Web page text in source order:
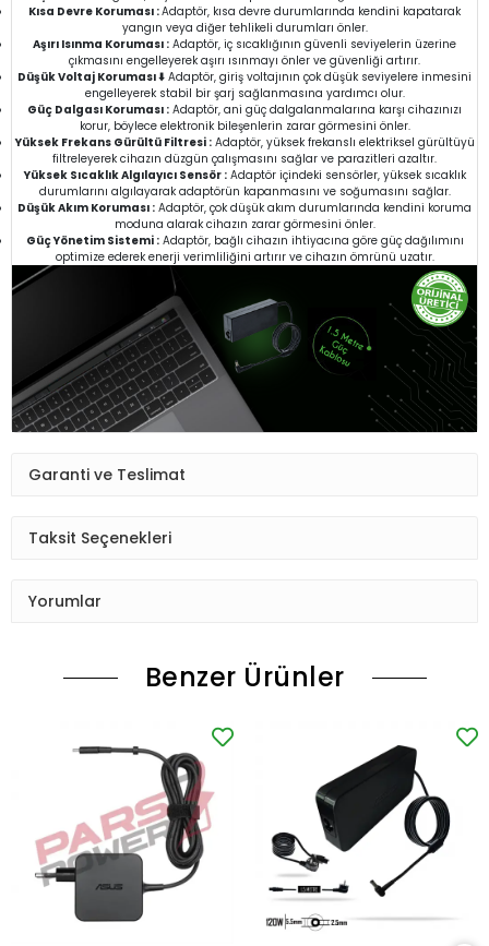
Kısa Devre Koruması :Adaptör, kısa devre durumlarında kendini kapatarak
yangın veya diğer tehlikeli durumları önler.
Aşırı Isınma Koruması : Adaptör, iç sıcaklığının güvenli seviyelerin üzerine
çıkmasını engelleyerek aşırı ısınmayı önler ve güvenliği artırır.
Düşük Voltaj Koruması ⬇️ Adaptör, giriş voltajının çok düşük seviyelere inmesini
engelleyerek stabil bir şarj sağlanmasına yardımcı olur.
Güç Dalgası Koruması : Adaptör, ani güç dalgalanmalarına karşı cihazınızı
korur, böylece elektronik bileşenlerin zarar görmesini önler.
Yüksek Frekans Gürültü Filtresi :Adaptör, yüksek frekanslı elektriksel gürültüyü
filtreleyerek cihazın düzgün çalışmasını sağlar ve parazitleri azaltır.
Yüksek Sıcaklık Algılayıcı Sensör :Adaptör içindeki sensörler, yüksek sıcaklık
durumlarını algılayarak adaptörün kapanmasını ve soğumasını sağlar.
Düşük Akım Koruması : Adaptör, çok düşük akım durumlarında kendini koruma
moduna alarak cihazın zarar görmesini önler.
Güç Yönetim Sistemi :Adaptör, bağlı cihazın ihtiyacına göre güç dağılımını
optimize ederek enerji verimliliğini artırır ve cihazın ömrünü uzatır.
Garanti ve Teslimat
Taksit Seçenekleri
Yorumlar
Benzer Ürünler